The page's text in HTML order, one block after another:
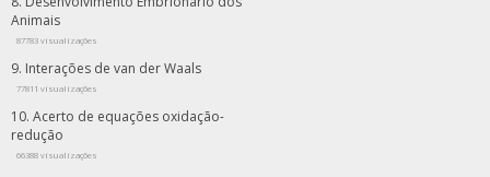
Animais
87783 visualizações
Interações de van der Waals
77811 visualizações
Acerto de equações oxidação-
redução
66388 visualizações